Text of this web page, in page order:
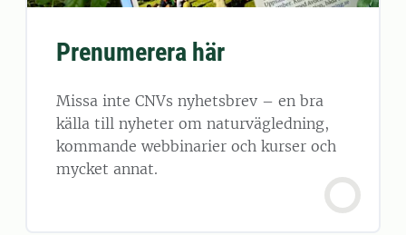
Prenumerera här
Missa inte CNVs nyhetsbrev – en bra
källa till nyheter om naturvägledning,
kommande webbinarier och kurser och
mycket annat.